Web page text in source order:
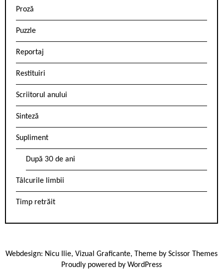
Proză
Puzzle
Reportaj
Restituiri
Scriitorul anului
Sinteză
Supliment
După 30 de ani
Tâlcurile limbii
Timp retrăit
Webdesign: Nicu Ilie, Vizual Graficante, Theme by Scissor Themes
Proudly powered by WordPress